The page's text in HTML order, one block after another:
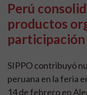
Perú
productos
participación
SIPPO contribuyó
peruana en la feria
14 de febrero en